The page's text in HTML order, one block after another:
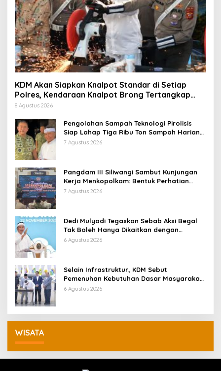
KDM Akan Siapkan Knalpot Standar di Setiap
Polres, Kendaraan Knalpot Brong Tertangkap
Langsung Ganti
8 Agustus 2026
Pengolahan Sampah Teknologi Pirolisis
Siap Lahap Tiga Ribu Ton Sampah Harian
Jawa Barat
7 Agustus 2026
Pangdam III Siliwangi Sambut Kunjungan
Kerja Menkopolkam: Bentuk Perhatian
Pemerintah
7 Agustus 2026
Dedi Mulyadi Tegaskan Sebab Aksi Begal
Tak Boleh Hanya Dikaitkan dengan
Ekonomi
6 Agustus 2026
Selain Infrastruktur, KDM Sebut
Pemenuhan Kebutuhan Dasar Masyarakat
Jadi Fokus APBD Jabar 2027
6 Agustus 2026
WISATA